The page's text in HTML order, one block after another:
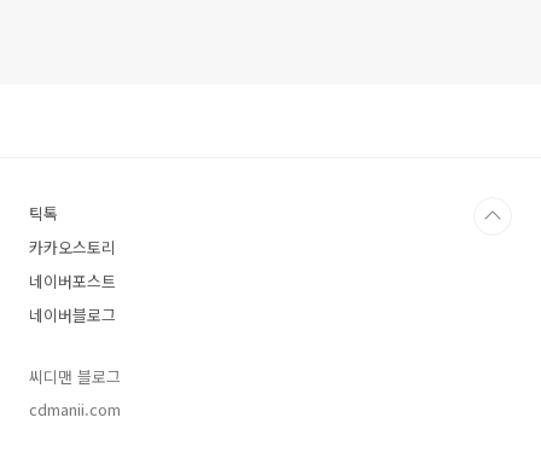
틱톡
카카오스토리
네이버포스트
네이버블로그
씨디맨 블로그
cdmanii.com